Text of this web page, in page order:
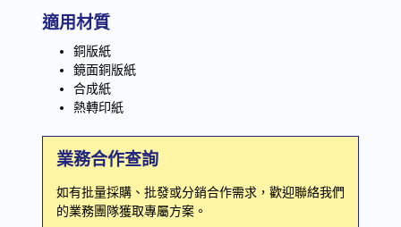
適用材質
銅版紙
鏡面銅版紙
合成紙
熱轉印紙
業務合作查詢
如有批量採購、批發或分銷合作需求，歡迎聯絡我們
的業務團隊獲取專屬方案。